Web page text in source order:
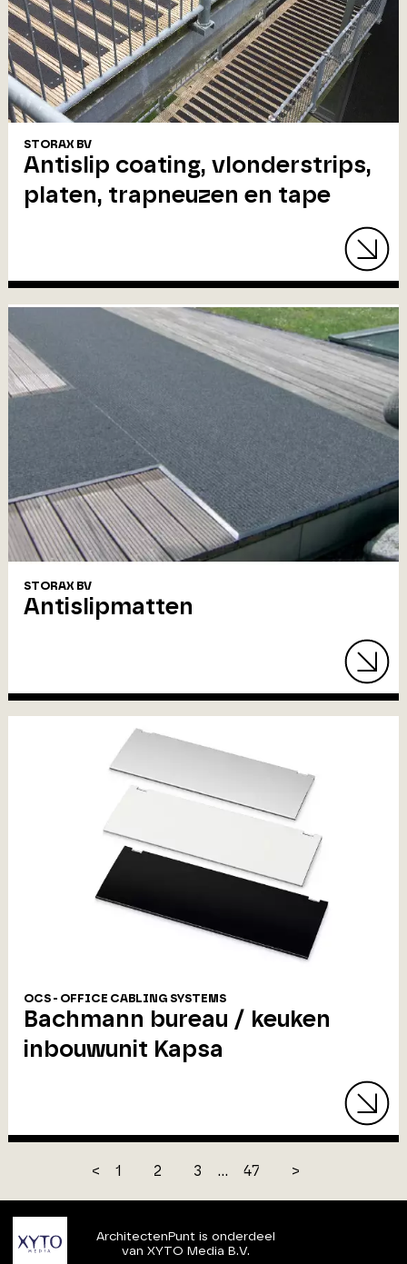
STORAX BV
Antislip coating, vlonderstrips,
platen, trapneuzen en tape
STORAX BV
Antislipmatten
OCS - OFFICE CABLING SYSTEMS
Bachmann bureau / keuken
inbouwunit Kapsa
< 1 2 3 ... 47 >
ArchitectenPunt is onderdeel
van XYTO Media B.V.